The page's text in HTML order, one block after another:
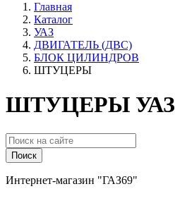
Главная
Каталог
УАЗ
ДВИГАТЕЛЬ (ДВС)
БЛОК ЦИЛИНДРОВ
ШТУЦЕРЫ
ШТУЦЕРЫ УАЗ
Поиск
Интернет-магазин "ГАЗ69"